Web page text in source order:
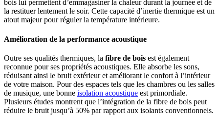
bois lui permettent d’emmagasiner la chaleur durant la journée et de
la restituer lentement le soir. Cette capacité d’inertie thermique est un
atout majeur pour réguler la température intérieure.
Amélioration de la performance acoustique
Outre ses qualités thermiques, la fibre de bois est également
reconnue pour ses propriétés acoustiques. Elle absorbe les sons,
réduisant ainsi le bruit extérieur et améliorant le confort à l’intérieur
de votre maison. Pour des espaces tels que les chambres ou les salles
de musique, une bonne isolation acoustique est primordiale.
Plusieurs études montrent que l’intégration de la fibre de bois peut
réduire le bruit jusqu’à 50% par rapport aux isolants conventionnels.